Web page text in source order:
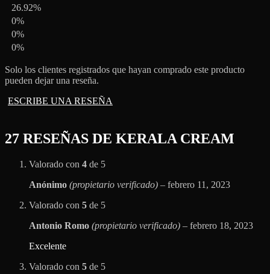
26.92%
0%
0%
0%
Solo los clientes registrados que hayan comprado este producto
pueden dejar una reseña.
ESCRIBE UNA RESEÑA
27 RESEÑAS DE KERALA CREAM
Valorado con 4 de 5
Anónimo (propietario verificado) – febrero 11, 2023
Valorado con 5 de 5
Antonio Romo (propietario verificado) – febrero 18, 2023
Excelente
Valorado con 5 de 5